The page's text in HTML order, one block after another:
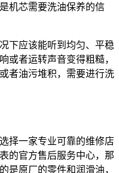
机芯需要洗油保养的信
下应该能听到均匀、平稳
或者运转声音变得粗糙，
者油污堆积，需要进行洗
择一家专业可靠的维修店
的官方售后服务中心，那
是原厂的零件和润滑油，